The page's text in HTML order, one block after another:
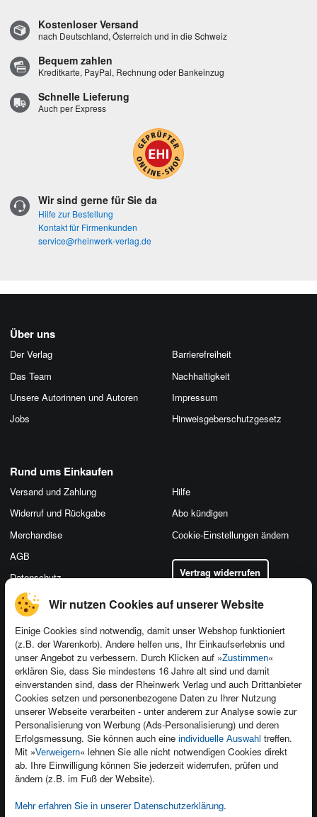
Wir nutzen Cookies auf unserer Website
Einige Cookies sind notwendig, damit unser Webshop funktioniert
(z.B. der Warenkorb). Andere helfen uns, Ihr Einkaufserlebnis und
unser Angebot zu verbessern. Durch Klicken auf »Zustimmen«
erklären Sie, dass Sie mindestens 16 Jahre alt sind und damit
einverstanden sind, dass der Rheinwerk Verlag und auch Drittanbieter
Cookies setzen und personenbezogene Daten zu Ihrer Nutzung
unserer Webseite verarbeiten - unter anderem zur Analyse sowie zur
Personalisierung von Werbung (Ads-Personalisierung) und deren
Erfolgsmessung. Sie können auch eine individuelle Auswahl treffen.
Mit »Verweigern« lehnen Sie alle nicht notwendigen Cookies direkt
ab. Ihre Einwilligung können Sie jederzeit widerrufen, prüfen und
ändern (z.B. im Fuß der Website).
Mehr erfahren Sie in unserer Datenschutzerklärung.
Kostenloser Versand
nach Deutschland, Österreich und in die Schweiz
Bequem zahlen
Kreditkarte, PayPal, Rechnung oder Bankeinzug
Schnelle Lieferung
Auch per Express
Wir sind gerne für Sie da
Hilfe zur Bestellung
Kontakt für Firmenkunden
service@rheinwerk-verlag.de
Über uns
Der Verlag
Das Team
Unsere Autorinnen und Autoren
Jobs
Barrierefreiheit
Nachhaltigkeit
Impressum
Hinweis­geber­schutz­gesetz
Kontakt
Newsletter
Für Unternehmen
Presseservice
Dozentenservice
Produktfeedback
Foreign Rights
Ein Buch schreiben
Rund ums Einkaufen
Versand und Zahlung
Widerruf und Rückgabe
Merchandise
AGB
Datenschutz
Hilfe
Abo kündigen
Cookie-Einstellungen ändern
Vertrag widerrufen
Kundenservice